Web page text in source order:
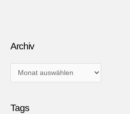
Archiv
r
Tags